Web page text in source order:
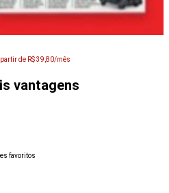
de R$ 39,80/mês
vantagens
favoritos